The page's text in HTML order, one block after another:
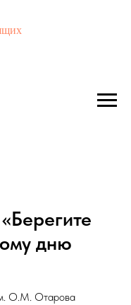
дню
О.М. Отарова